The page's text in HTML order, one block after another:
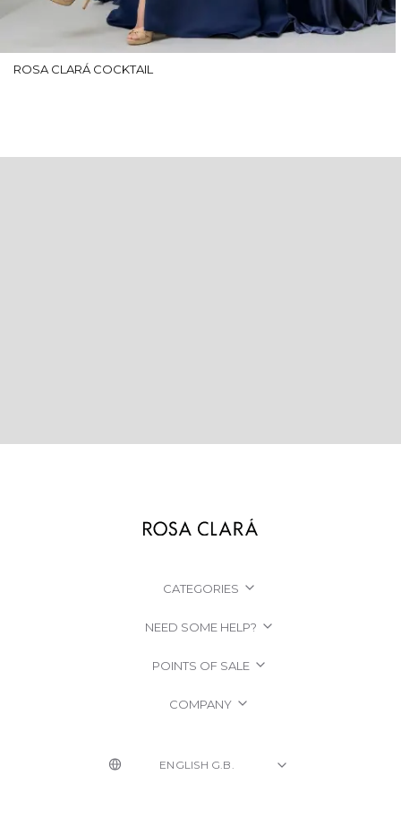
ROSA CLARÁ COCKTAIL
CATEGORIES
NEED SOME HELP?
POINTS OF SALE
COMPANY